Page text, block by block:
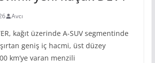
Avcı
kağıt üzerinde A-SUV segmentinde
geniş iç hacmi, üst düzey
km’ye varan menzili